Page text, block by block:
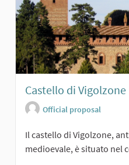
Castello di Vigolzone
Official proposal
Il castello di Vigolzone,
medioevale, è situato nel